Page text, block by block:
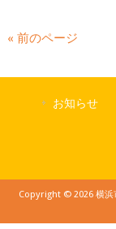
« 前のページ
お知らせ
Copyright © 2026 横浜